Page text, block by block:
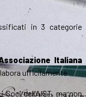
in 3 categorie
Italiana
ufficilamente
dell’AIST, ma non